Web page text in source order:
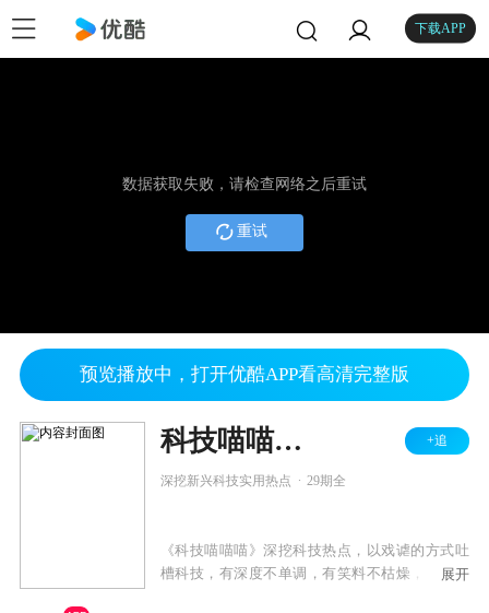
下载APP
数据获取失败，请检查网络之后重试
重试
预览播放中，打开优酷APP看高清完整版
科技喵喵喵 第二季 +追
深挖新兴科技实用热点 29期全
《科技喵喵喵》深挖科技热点，以戏谑的方式吐
槽科技，有深度不单调，有笑料不枯燥，让科技
展开